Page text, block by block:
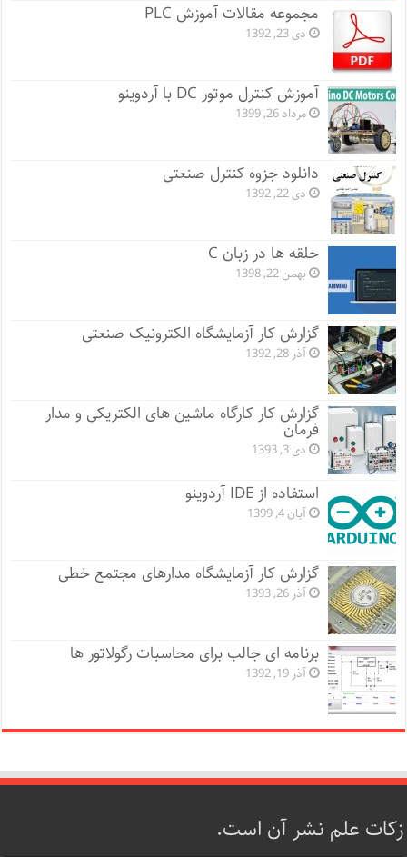
مجموعه مقالات آموزش PLC
دی 23, 1392
آموزش کنترل موتور DC با آردوینو
مرداد 26, 1399
دانلود جزوه کنترل صنعتی
دی 22, 1392
حلقه ها در زبان C
بهمن 22, 1398
گزارش کار آزمایشگاه الکترونیک صنعتی
آذر 28, 1392
گزارش کار کارگاه ماشین های الکتریکی و مدار
فرمان
دی 3, 1393
استفاده از IDE آردوینو
آبان 4, 1399
گزارش کار آزمایشگاه مدارهای مجتمع خطی
آذر 26, 1393
برنامه ای جالب برای محاسبات رگولاتور ها
آذر 19, 1392
زکات علم نشر آن است.